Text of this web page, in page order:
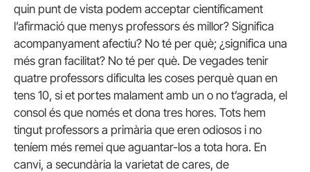
quin punt de vista podem acceptar científicament
l’afirmació que menys professors és millor? Significa
acompanyament afectiu? No té per què; ¿significa una
més gran facilitat? No té per què. De vegades tenir
quatre professors dificulta les coses perquè quan en
tens 10, si et portes malament amb un o no t’agrada, el
consol és que només et dona tres hores. Tots hem
tingut professors a primària que eren odiosos i no
teníem més remei que aguantar-los a tota hora. En
canvi, a secundària la varietat de cares, de